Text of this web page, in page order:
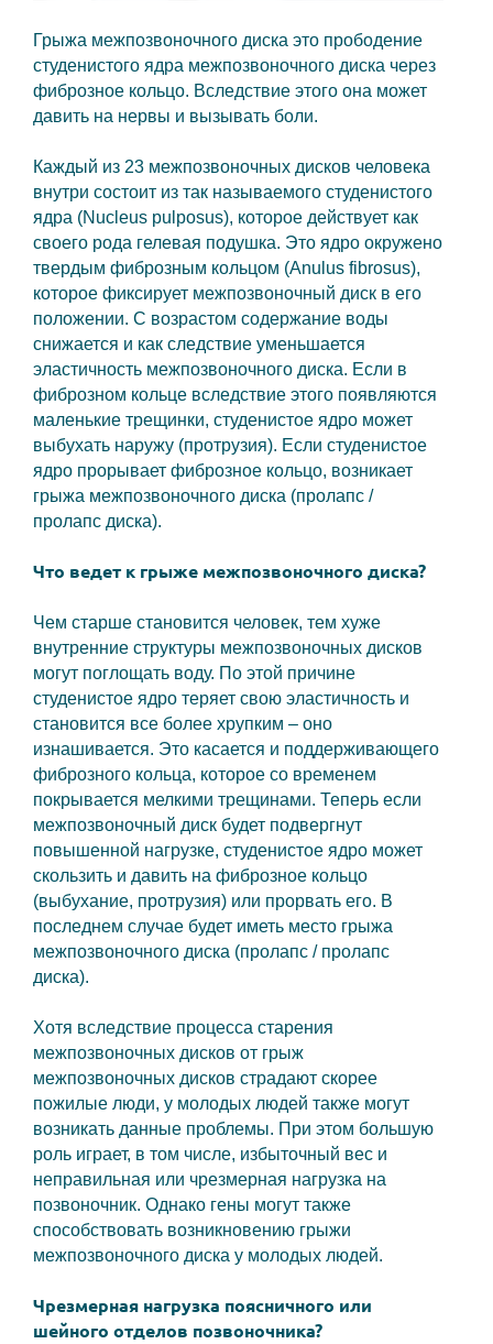
Грыжа межпозвоночного диска это прободение
студенистого ядра межпозвоночного диска через
фиброзное кольцо. Вследствие этого она может
давить на нервы и вызывать боли.
Каждый из 23 межпозвоночных дисков человека
внутри состоит из так называемого студенистого
ядра (Nucleus pulposus), которое действует как
своего рода гелевая подушка. Это ядро окружено
твердым фиброзным кольцом (Anulus fibrosus),
которое фиксирует межпозвоночный диск в его
положении. С возрастом содержание воды
снижается и как следствие уменьшается
эластичность межпозвоночного диска. Если в
фиброзном кольце вследствие этого появляются
маленькие трещинки, студенистое ядро может
выбухать наружу (протрузия). Если студенистое
ядро прорывает фиброзное кольцо, возникает
грыжа межпозвоночного диска (пролапс /
пролапс диска).
Что ведет к грыже межпозвоночного диска?
Чем старше становится человек, тем хуже
внутренние структуры межпозвоночных дисков
могут поглощать воду. По этой причине
студенистое ядро теряет свою эластичность и
становится все более хрупким – оно
изнашивается. Это касается и поддерживающего
фиброзного кольца, которое со временем
покрывается мелкими трещинами. Теперь если
межпозвоночный диск будет подвергнут
повышенной нагрузке, студенистое ядро может
скользить и давить на фиброзное кольцо
(выбухание, протрузия) или прорвать его. В
последнем случае будет иметь место грыжа
межпозвоночного диска (пролапс / пролапс
диска).
Хотя вследствие процесса старения
межпозвоночных дисков от грыж
межпозвоночных дисков страдают скорее
пожилые люди, у молодых людей также могут
возникать данные проблемы. При этом большую
роль играет, в том числе, избыточный вес и
неправильная или чрезмерная нагрузка на
позвоночник. Однако гены могут также
способствовать возникновению грыжи
межпозвоночного диска у молодых людей.
Чрезмерная нагрузка поясничного или
шейного отделов позвоночника?